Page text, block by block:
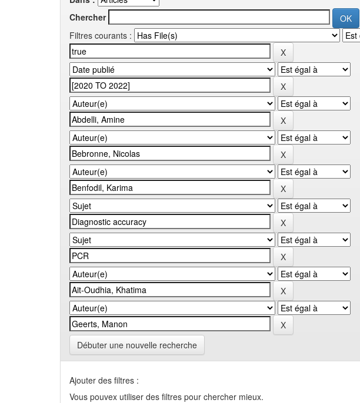
Chercher
Filtres courants :
Débuter une nouvelle recherche
Ajouter des filtres :
Vous pouvex utiliser des filtres pour chercher mieux.